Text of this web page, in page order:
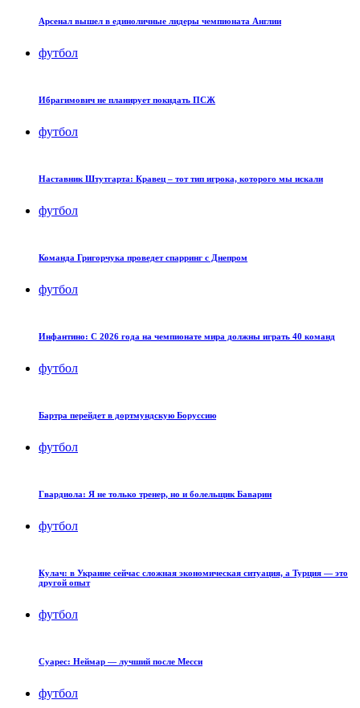
Арсенал вышел в единоличные лидеры чемпионата Англии
футбол
Ибрагимович не планирует покидать ПСЖ
футбол
Наставник Штутгарта: Кравец – тот тип игрока, которого мы искали
футбол
Команда Григорчука проведет спарринг с Днепром
футбол
Инфантино: С 2026 года на чемпионате мира должны играть 40 команд
футбол
Бартра перейдет в дортмундскую Боруссию
футбол
Гвардиола: Я не только тренер, но и болельщик Баварии
футбол
Кулач: в Украине сейчас сложная экономическая ситуация, а Турция — это
другой опыт
футбол
Суарес: Неймар — лучший после Месси
футбол